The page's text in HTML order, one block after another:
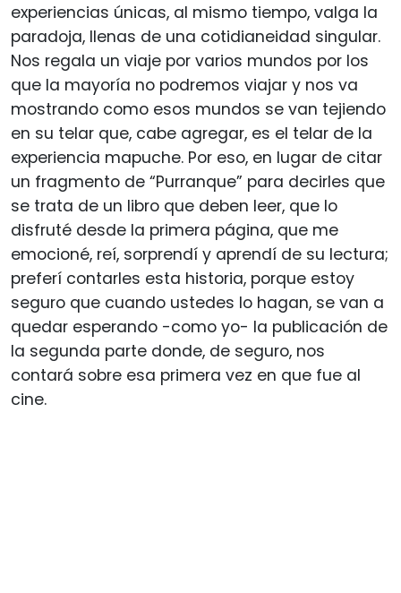
experiencias únicas, al mismo tiempo, valga la
paradoja, llenas de una cotidianeidad singular.
Nos regala un viaje por varios mundos por los
que la mayoría no podremos viajar y nos va
mostrando como esos mundos se van tejiendo
en su telar que, cabe agregar, es el telar de la
experiencia mapuche. Por eso, en lugar de citar
un fragmento de “Purranque” para decirles que
se trata de un libro que deben leer, que lo
disfruté desde la primera página, que me
emocioné, reí, sorprendí y aprendí de su lectura;
preferí contarles esta historia, porque estoy
seguro que cuando ustedes lo hagan, se van a
quedar esperando -como yo- la publicación de
la segunda parte donde, de seguro, nos
contará sobre esa primera vez en que fue al
cine.